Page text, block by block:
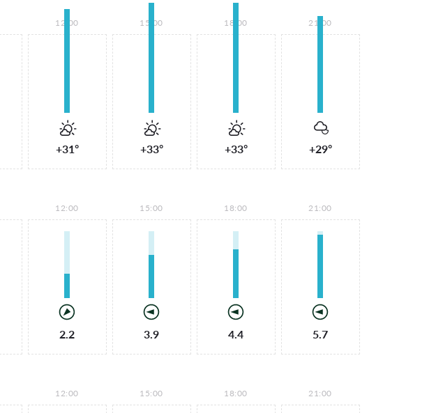
12:00
+31°
15:00
+33°
18:00
+33°
21:00
+29°
12:00
2.2
15:00
3.9
18:00
4.4
21:00
5.7
12:00 15:00 18:00 21:00